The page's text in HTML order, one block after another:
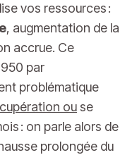
vos ressources :
, augmentation de la
accrue. Ce
par
problématique
ou se
: on parle alors de
prolongée du